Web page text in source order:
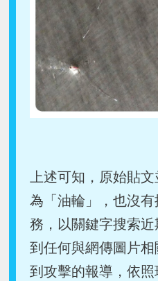
上述可知，原始貼
為「油輪」，也沒
務，以關鍵字搜索
到任何與網傳圖片
到攻擊的報導，依照